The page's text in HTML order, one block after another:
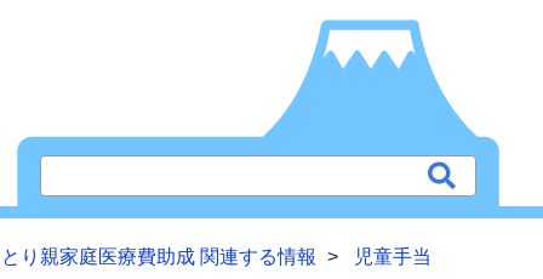
り親家庭医療費助成 関連する情報 児童手当